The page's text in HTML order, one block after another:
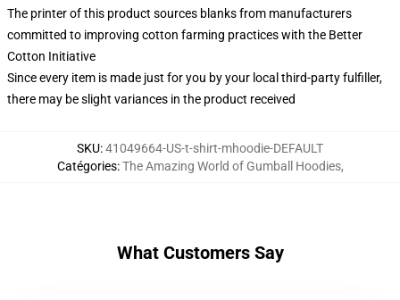
The printer of this product sources blanks from manufacturers
committed to improving cotton farming practices with the Better
Cotton Initiative
Since every item is made just for you by your local third-party fulfiller,
there may be slight variances in the product received
SKU:41049664-US-t-shirt-mhoodie-DEFAULT
Catégories:The Amazing World of Gumball Hoodies,
What Customers Say